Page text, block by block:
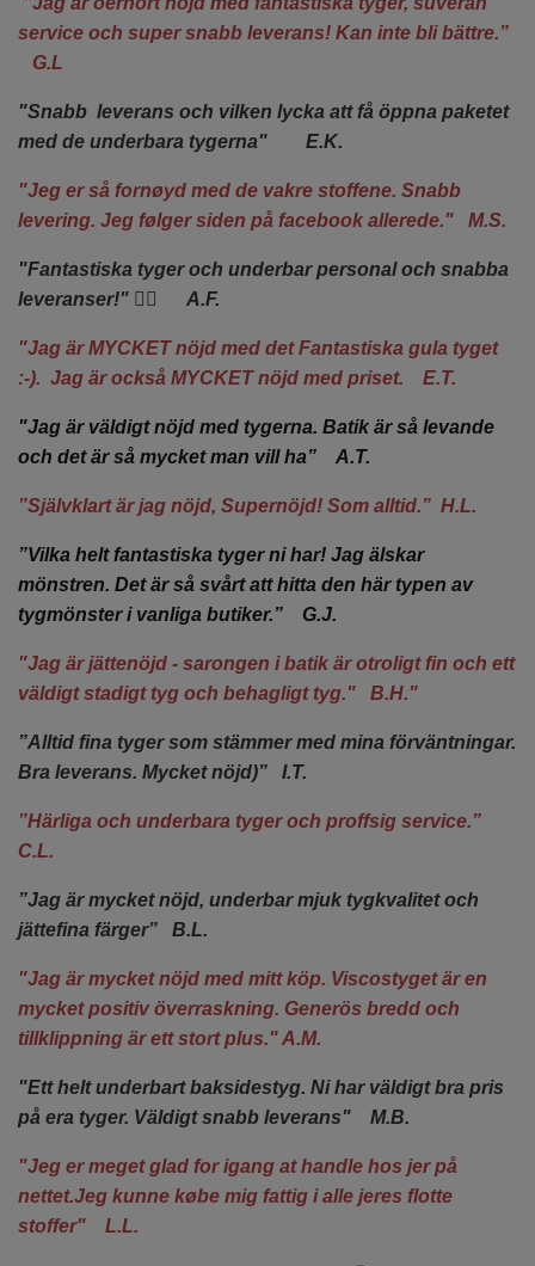
service och super snabb leverans! Kan inte bli bättre.”
G.L
"Snabb leverans och vilken lycka att få öppna paketet
med de underbara tygerna" E.K.
"Jeg er så fornøyd med de vakre stoffene. Snabb
levering. Jeg følger siden på facebook allerede." M.S.
"Fantastiska tyger och underbar personal och snabba
leveranser!" 👍🏻 A.F.
"Jag är MYCKET nöjd med det Fantastiska gula tyget
:-). Jag är också MYCKET nöjd med priset. E.T.
"Jag är väldigt nöjd med tygerna. Batik är så levande
och det är så mycket man vill ha” A.T.
”Självklart är jag nöjd, Supernöjd! Som alltid.” H.L.
”Vilka helt fantastiska tyger ni har! Jag älskar
mönstren. Det är så svårt att hitta den här typen av
tygmönster i vanliga butiker.” G.J.
"Jag är jättenöjd - sarongen i batik är otroligt fin och ett
väldigt stadigt tyg och behagligt tyg." B.H."
”Alltid fina tyger som stämmer med mina förväntningar.
Bra leverans. Mycket nöjd)” I.T.
”Härliga och underbara tyger och proffsig service.”
C.L.
”Jag är mycket nöjd, underbar mjuk tygkvalitet och
jättefina färger” B.L.
"Jag är mycket nöjd med mitt köp. Viscostyget är en
mycket positiv överraskning. Generös bredd och
tillklippning är ett stort plus." A.M.
"Ett helt underbart baksidestyg. Ni har väldigt bra pris
på era tyger. Väldigt snabb leverans" M.B.
"Jeg er meget glad for igang at handle hos jer på
nettet.Jeg kunne købe mig fattig i alle jeres flotte
stoffer" L.L.